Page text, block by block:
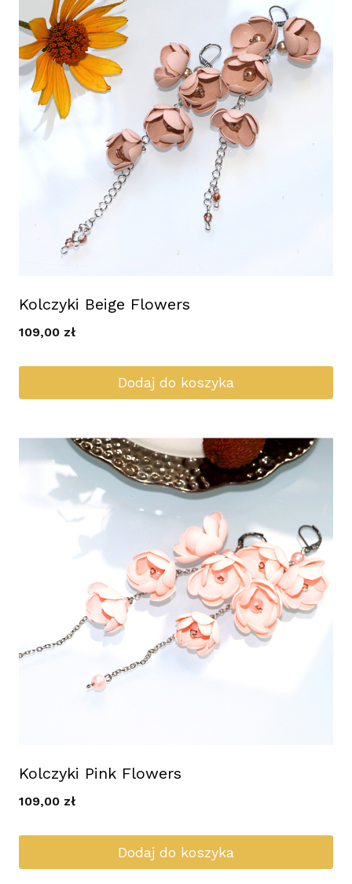
Kolczyki Beige Flowers
109,00 zł
Dodaj do koszyka
Kolczyki Pink Flowers
109,00 zł
Dodaj do koszyka